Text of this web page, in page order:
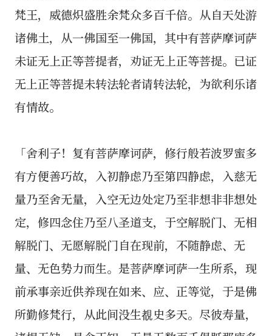
梵王，威德炽盛胜余梵众多百千倍。从自天处游
诸佛土，从一佛国至一佛国，其中有菩萨摩诃萨
未证无上正等菩提者，劝证无上正等菩提。已证
无上正等菩提未转法轮者请转法轮，为欲利乐诸
有情故。
「舍利子！复有菩萨摩诃萨，修行般若波罗蜜多
有方便善巧故，入初静虑乃至第四静虑，入慈无
量乃至舍无量，入空无边处定乃至非想非非想处
定，修四念住乃至八圣道支，于空解脱门、无相
解脱门、无愿解脱门自在现前，不随静虑、无
量、无色势力而生。是菩萨摩诃萨一生所系，现
前承事亲近供养现在如来、应、正等觉，于是佛
所勤修梵行，从此间没生覩史多天。尽彼寿量，